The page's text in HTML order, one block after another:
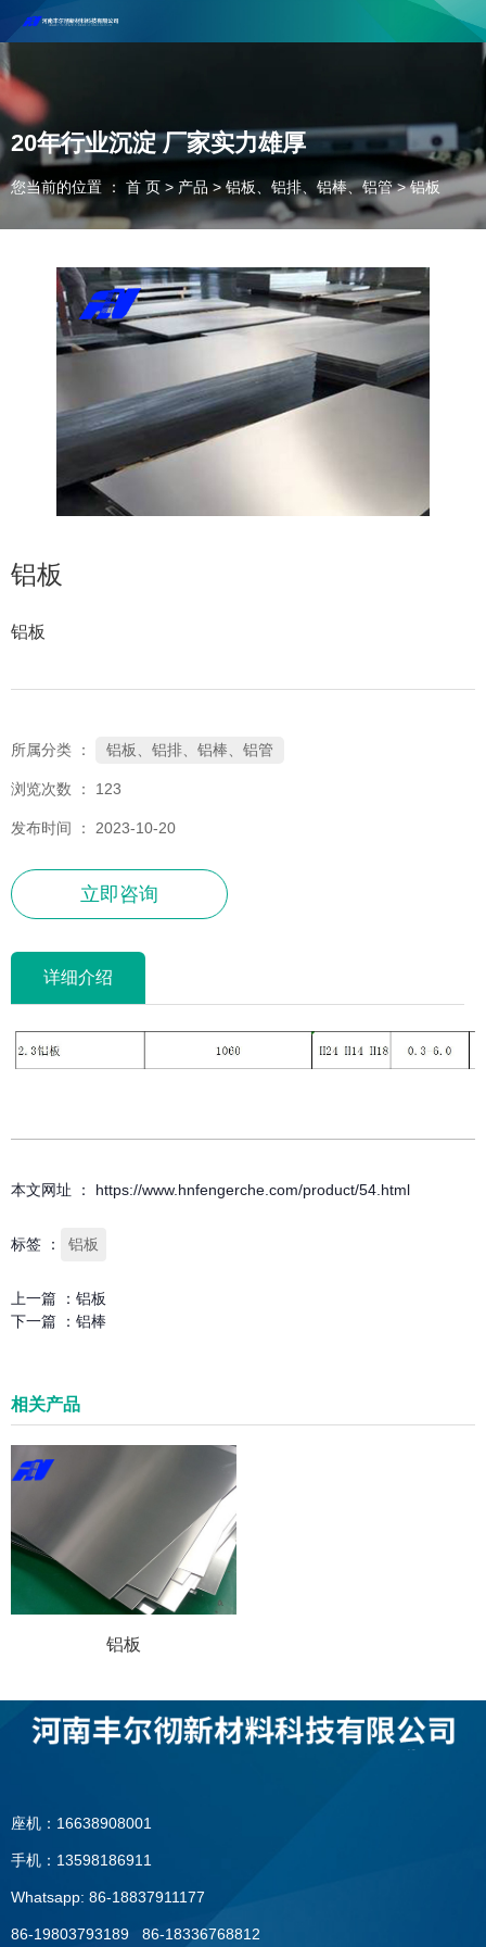
河南丰尔彻新材料科技有限公司欢迎合作咨询！
联系电话：18037947756
20年行业沉淀 厂家实力雄厚
您当前的位置 ： 首 页 > 产品 > 铝板、铝排、铝棒、铝管 >铝板
铝板
铝板
所属分类 ： 铝板、铝排、铝棒、铝管
浏览次数 ： 123
发布时间 ： 2023-10-20
立即咨询
详细介绍
本文网址 ： https://www.hnfengerche.com/product/54.html
标签 ： 铝板
上一篇 ： 铝板
下一篇 ： 铝棒
相关产品
铝板
座机：16638908001
手机：13598186911
Whatsapp: 86-18837911177
86-19803793189 86-18336768812